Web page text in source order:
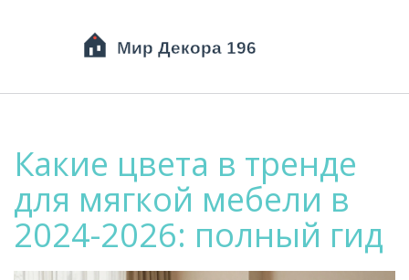
Какие цвета в тренде
для мягкой мебели в
2024-2026: полный гид